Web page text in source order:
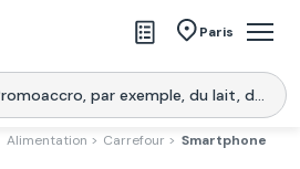
Paris
Alimentation > Carrefour > Smartphone